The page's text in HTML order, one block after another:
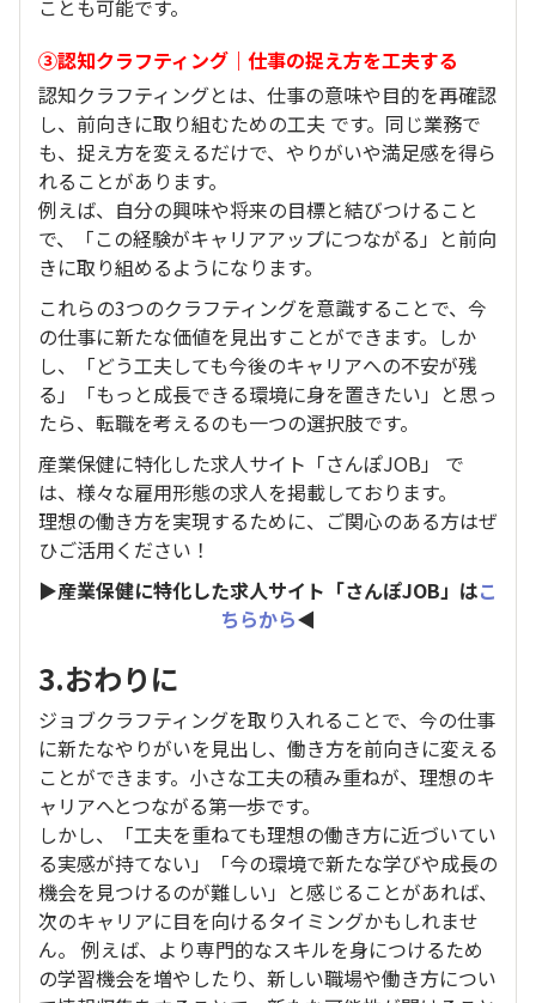
ことも可能です。
③認知クラフティング｜仕事の捉え方を工夫する
認知クラフティングとは、仕事の意味や目的を再確認
し、前向きに取り組むための工夫 です。同じ業務で
も、捉え方を変えるだけで、やりがいや満足感を得ら
れることがあります。
例えば、自分の興味や将来の目標と結びつけること
で、「この経験がキャリアアップにつながる」と前向
きに取り組めるようになります。
これらの3つのクラフティングを意識することで、今
の仕事に新たな価値を見出すことができます。しか
し、「どう工夫しても今後のキャリアへの不安が残
る」「もっと成長できる環境に身を置きたい」と思っ
たら、転職を考えるのも一つの選択肢です。
産業保健に特化した求人サイト「さんぽJOB」 で
は、様々な雇用形態の求人を掲載しております。
理想の働き方を実現するために、ご関心のある方はぜ
ひご活用ください！
▶産業保健に特化した求人サイト「さんぽJOB」はこ
ちらから◀
3.おわりに
ジョブクラフティングを取り入れることで、今の仕事
に新たなやりがいを見出し、働き方を前向きに変える
ことができます。小さな工夫の積み重ねが、理想のキ
ャリアへとつながる第一歩です。
しかし、「工夫を重ねても理想の働き方に近づいてい
る実感が持てない」「今の環境で新たな学びや成長の
機会を見つけるのが難しい」と感じることがあれば、
次のキャリアに目を向けるタイミングかもしれませ
ん。 例えば、より専門的なスキルを身につけるため
の学習機会を増やしたり、新しい職場や働き方につい